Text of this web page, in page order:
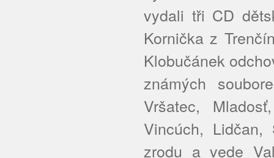
vydali tři CD
Kornička z
Klobučánek
známých
Vršatec,
Vincúch,
zrodu a vede